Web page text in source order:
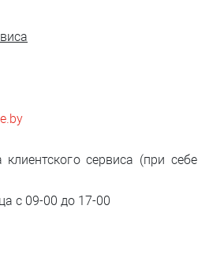
сервиса (при себе
с 09-00 до 17-00